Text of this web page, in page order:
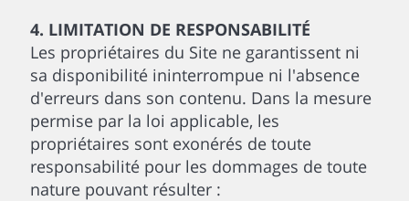
4. LIMITATION DE RESPONSABILITÉ
Les propriétaires du Site ne garantissent ni
sa disponibilité ininterrompue ni l'absence
d'erreurs dans son contenu. Dans la mesure
permise par la loi applicable, les
propriétaires sont exonérés de toute
responsabilité pour les dommages de toute
nature pouvant résulter :